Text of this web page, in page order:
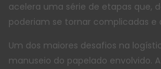
acelera uma série de etapas que,
poderiam se tornar complicadas e
Um dos maiores desafios na
manuseio do papelado envolvido. A